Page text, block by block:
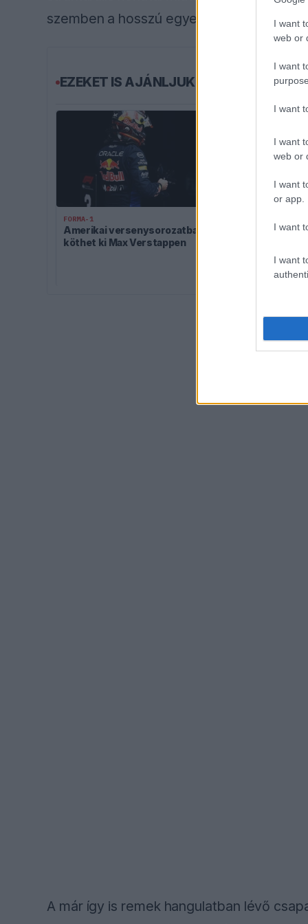
I want
web or
I want
I want
I want
web or
I want
or app.
I want
I want
szemben a hosszú egyenesekben.
EZEKET IS AJÁNLJUK
FORMA-1
Amerikai versenysorozatban
köthet ki Max Verstappen
a pohárba
jövőjéről
A már így is remek hangulatban lévő